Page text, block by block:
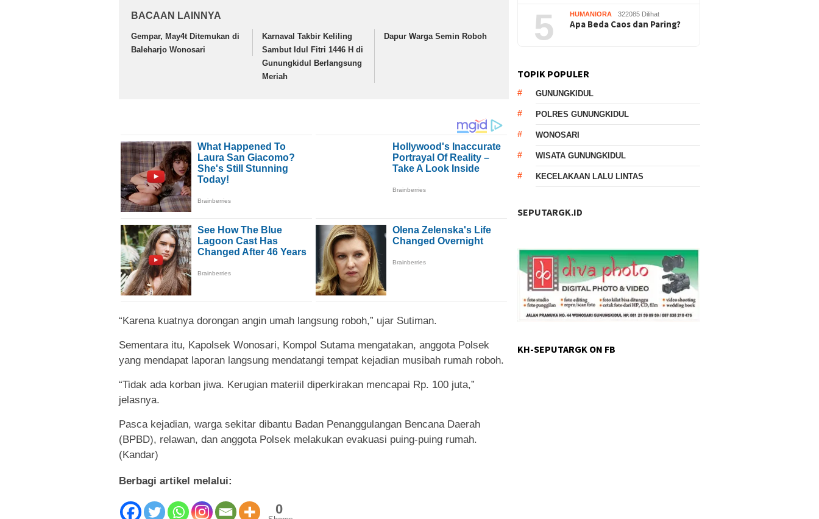
BACAAN LAINNYA
Gempar, May4t Ditemukan di
Baleharjo Wonosari
Karnaval Takbir Keliling
Sambut Idul Fitri 1446 H di
Gunungkidul Berlangsung
Meriah
Dapur Warga Semin Roboh
“Karena kuatnya dorongan angin umah langsung roboh,” ujar Sutiman.
Sementara itu, Kapolsek Wonosari, Kompol Sutama mengatakan, anggota Polsek
yang mendapat laporan langsung mendatangi tempat kejadian musibah rumah roboh.
“Tidak ada korban jiwa. Kerugian materiil diperkirakan mencapai Rp. 100 juta,”
jelasnya.
Pasca kejadian, warga sekitar dibantu Badan Penanggulangan Bencana Daerah
(BPBD), relawan, dan anggota Polsek melakukan evakuasi puing-puing rumah.
(Kandar)
Berbagi artikel melalui:
0
5 HUMANIORA 322085 Dilihat
Apa Beda Caos dan Paring?
TOPIK POPULER
GUNUNGKIDUL
POLRES GUNUNGKIDUL
WONOSARI
WISATA GUNUNGKIDUL
KECELAKAAN LALU LINTAS
SEPUTARGK.ID
KH-SEPUTARGK ON FB